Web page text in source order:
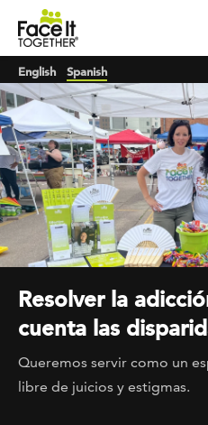
Skip to main content
English Spanish
Resolver la
cuenta las
Queremos servir como un
libre de juicios y estigmas.